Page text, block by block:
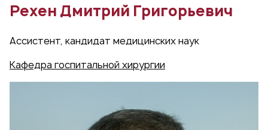
Рехен Дмитрий Григорьевич
Ассистент, кандидат медицинских наук
Кафедра госпитальной хирургии